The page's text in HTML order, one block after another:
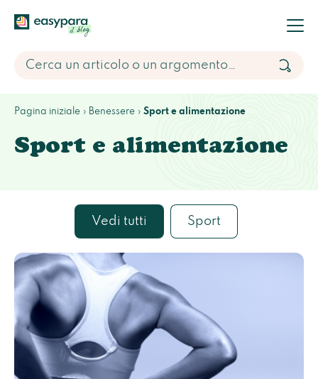
Pagina iniziale Benessere Sport e alimentazione
Sport e alimentazione
Vedi tutti Sport